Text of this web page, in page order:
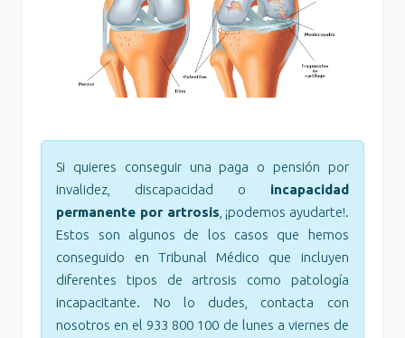
Si quieres conseguir una paga o pensión por
invalidez, discapacidad o incapacidad
permanente por artrosis , ¡podemos ayudarte!.
Estos son algunos de los casos que hemos
conseguido en Tribunal Médico que incluyen
diferentes tipos de artrosis como patología
incapacitante. No lo dudes, contacta con
nosotros en el 933 800 100 de lunes a viernes de